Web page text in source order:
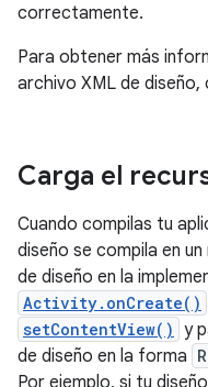
correctamente.
Para obtener más
archivo XML de diseño,
Carga el
Cuando compilas tu
diseño se compila en
de diseño en la
Activity.onCreate()
setContentView() y
de diseño en la forma